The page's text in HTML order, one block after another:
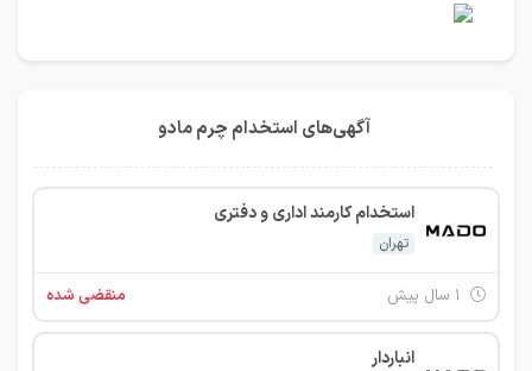
آگهی‌های استخدام چرم مادو
استخدام کارمند اداری و دفتری
تهران
منقضی شده
انباردار